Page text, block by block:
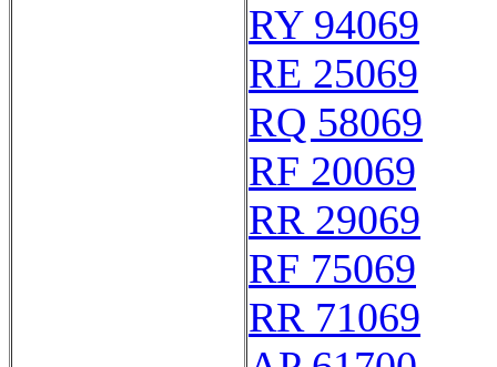
RY 94069
RE 25069
RQ 58069
RF 20069
RR 29069
RF 75069
RR 71069